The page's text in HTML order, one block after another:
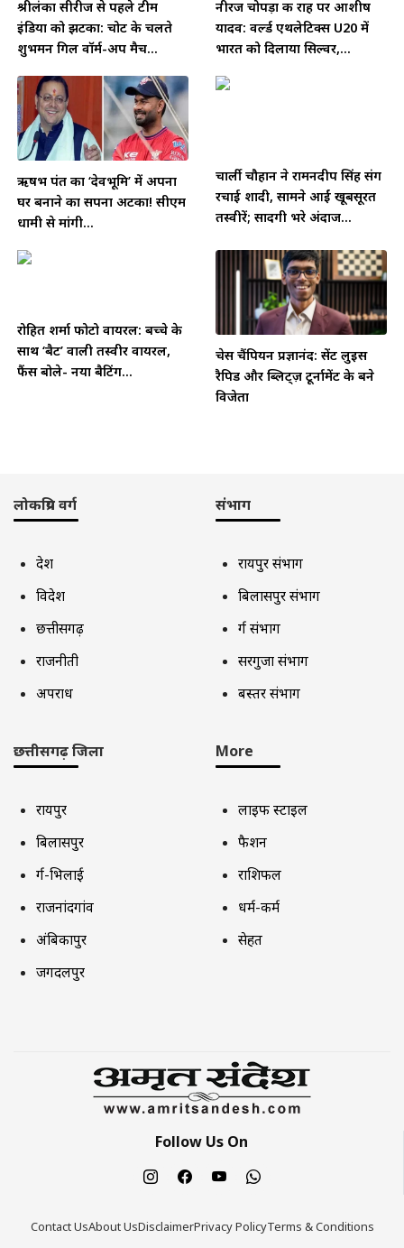
श्रीलंका सीरीज से पहले टीम
इंडिया को झटका: चोट के चलते
शुभमन गिल वॉर्म-अप मैच...
नीरज चोपड़ा की राह पर आशीष
यादव: वर्ल्ड एथलेटिक्स U20 में
भारत को दिलाया सिल्वर,...
ऋषभ पंत का ‘देवभूमि’ में अपना
घर बनाने का सपना अटका! सीएम
धामी से मांगी...
चार्ली चौहान ने रामनदीप सिंह संग
रचाई शादी, सामने आईं खूबसूरत
तस्वीरें; सादगी भरे अंदाज...
रोहित शर्मा फोटो वायरल: बच्चे के
साथ ‘बैट’ वाली तस्वीर वायरल,
फैंस बोले- नया बैटिंग...
चेस चैंपियन प्रज्ञानंद: सेंट लुइस
रैपिड और ब्लिट्ज़ टूर्नामेंट के बने
विजेता
लोकप्रिय वर्ग
देश
विदेश
छत्तीसगढ़
राजनीती
अपराध
संभाग
रायपुर संभाग
बिलासपुर संभाग
दुर्ग संभाग
सरगुजा संभाग
बस्तर संभाग
छत्तीसगढ़ जिला
रायपुर
बिलासपुर
दुर्ग-भिलाई
राजनांदगांव
अंबिकापुर
जगदलपुर
More
लाइफ स्टाइल
फैशन
राशिफल
धर्म-कर्म
सेहत
Follow Us On
Contact UsAbout UsDisclaimerPrivacy PolicyTerms & Conditions